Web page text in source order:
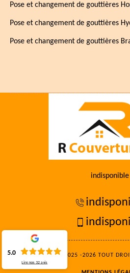
Pose et changement de gouttières
Pose et changement de gouttières
Pose et changement de gouttières
indisponible
©2025 -2026 TOUT
5.0
Lire nos32 avis